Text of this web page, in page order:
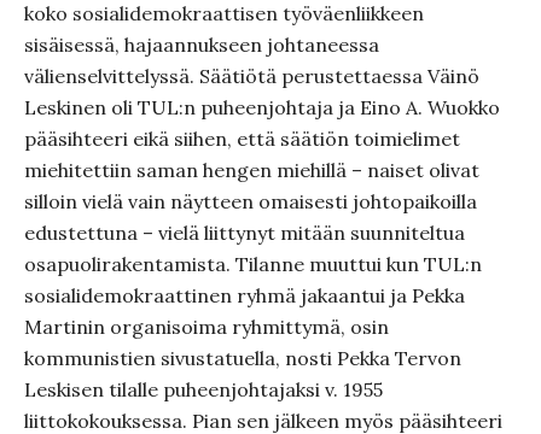
koko sosialidemokraattisen työväenliikkeen
sisäisessä, hajaannukseen johtaneessa
välienselvittelyssä. Säätiötä perustettaessa Väinö
Leskinen oli TUL:n puheenjohtaja ja Eino A. Wuokko
pääsihteeri eikä siihen, että säätiön toimielimet
miehitettiin saman hengen miehillä – naiset olivat
silloin vielä vain näytteen omaisesti johtopaikoilla
edustettuna – vielä liittynyt mitään suunniteltua
osapuolirakentamista. Tilanne muuttui kun TUL:n
sosialidemokraattinen ryhmä jakaantui ja Pekka
Martinin organisoima ryhmittymä, osin
kommunistien sivustatuella, nosti Pekka Tervon
Leskisen tilalle puheenjohtajaksi v. 1955
liittokokouksessa. Pian sen jälkeen myös pääsihteeri